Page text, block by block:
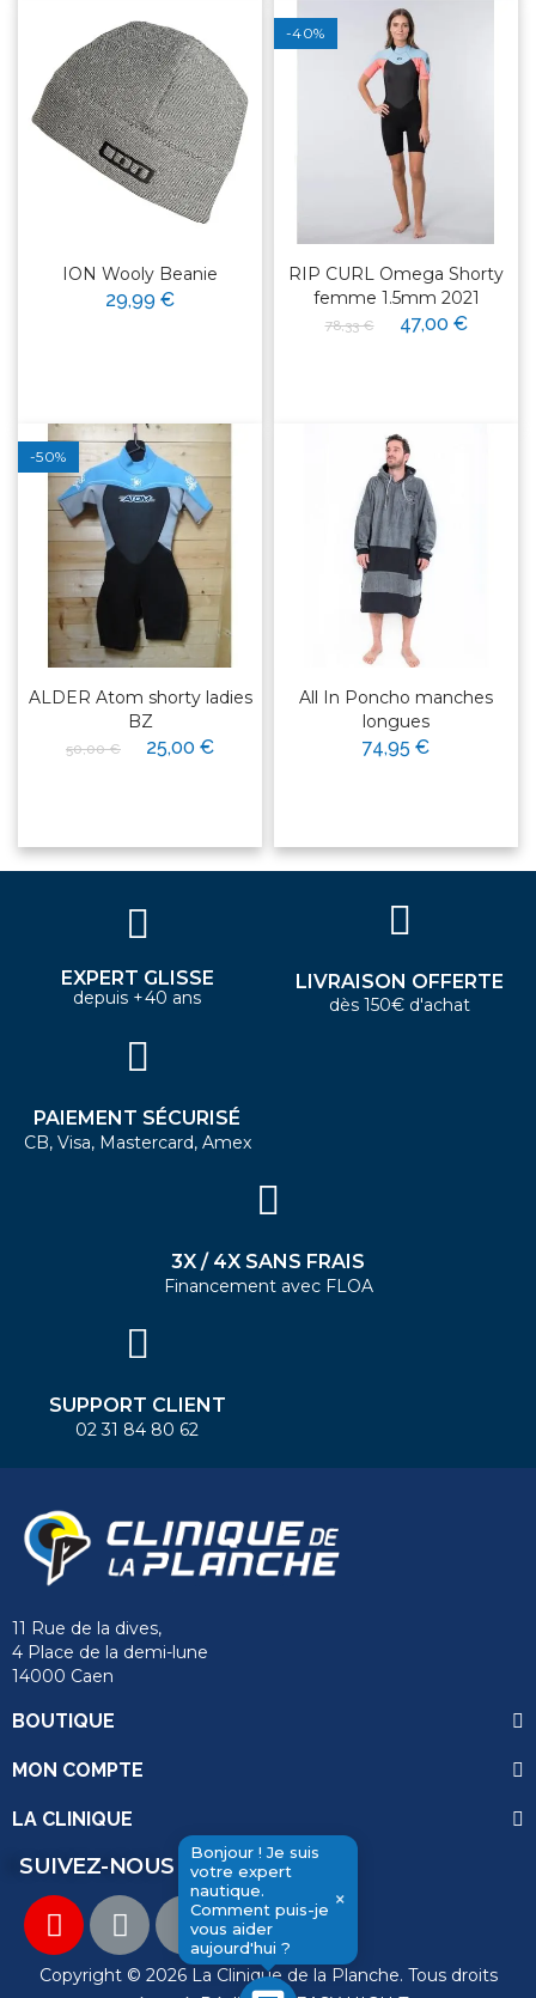
ION Wooly Beanie
29,99 €
-40%
RIP CURL Omega Shorty
femme 1.5mm 2021
78,33 € 47,00 €
-50%
ALDER Atom shorty ladies
BZ
50,00 € 25,00 €
All In Poncho manches
longues
74,95 €
Bonjour ! Je suis
votre expert
nautique.
Comment puis-je
vous aider
aujourd'hui ?
×
EXPERT GLISSE
depuis +40 ans
LIVRAISON OFFERTE
dès 150€ d'achat
PAIEMENT SÉCURISÉ
CB, Visa, Mastercard, Amex
3X / 4X SANS FRAIS
Financement avec FLOA
SUPPORT CLIENT
02 31 84 80 62
11 Rue de la dives,
4 Place de la demi-lune
14000 Caen
BOUTIQUE
MON COMPTE
LA CLINIQUE
SUIVEZ-NOUS
Copyright © 2026 La Clinique de la Planche. Tous droits